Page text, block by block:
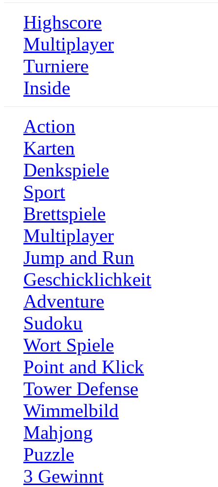
Highscore
Multiplayer
Turniere
Inside
Action
Karten
Denkspiele
Sport
Brettspiele
Multiplayer
Jump and Run
Geschicklichkeit
Adventure
Sudoku
Wort Spiele
Point and Klick
Tower Defense
Wimmelbild
Mahjong
Puzzle
3 Gewinnt